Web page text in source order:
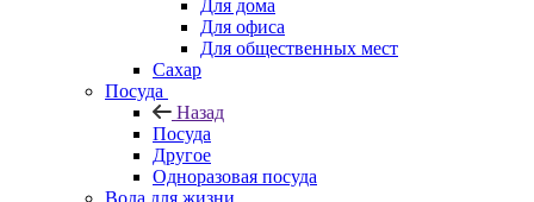
Для дома
Для офиса
Для общественных мест
Сахар
Посуда
Назад
Посуда
Другое
Одноразовая посуда
Вода для жизни